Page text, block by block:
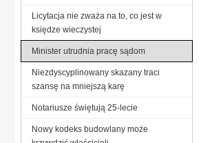
Licytacja nie zważa na to, co jest w
księdze wieczystej
Minister utrudnia pracę sądom
Niezdyscyplinowany skazany traci
szansę na mniejszą karę
Notariusze świętują 25-lecie
Nowy kodeks budowlany może